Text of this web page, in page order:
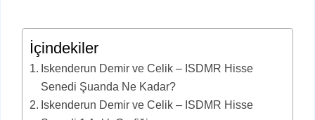
İçindekiler
Iskenderun Demir ve Celik – ISDMR Hisse
Senedi Şuanda Ne Kadar?
Iskenderun Demir ve Celik – ISDMR Hisse